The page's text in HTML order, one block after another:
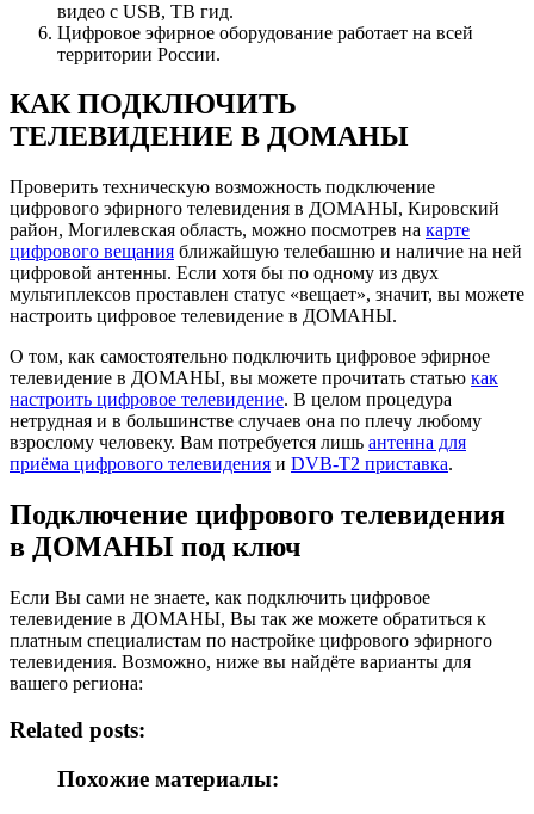
видео с USB, ТВ гид.
Цифровое эфирное оборудование работает на всей
территории России.
КАК ПОДКЛЮЧИТЬ
ТЕЛЕВИДЕНИЕ В ДОМАНЫ
Проверить техническую возможность подключение
цифрового эфирного телевидения в ДОМАНЫ, Кировский
район, Могилевская область, можно посмотрев на карте
цифрового вещания ближайшую телебашню и наличие на ней
цифровой антенны. Если хотя бы по одному из двух
мультиплексов проставлен статус «вещает», значит, вы можете
настроить цифровое телевидение в ДОМАНЫ.
О том, как самостоятельно подключить цифровое эфирное
телевидение в ДОМАНЫ, вы можете прочитать статью как
настроить цифровое телевидение. В целом процедура
нетрудная и в большинстве случаев она по плечу любому
взрослому человеку. Вам потребуется лишь антенна для
приёма цифрового телевидения и DVB-T2 приставка.
Подключение цифрового телевидения
в ДОМАНЫ под ключ
Если Вы сами не знаете, как подключить цифровое
телевидение в ДОМАНЫ, Вы так же можете обратиться к
платным специалистам по настройке цифрового эфирного
телевидения. Возможно, ниже вы найдёте варианты для
вашего региона:
Related posts:
Похожие материалы: